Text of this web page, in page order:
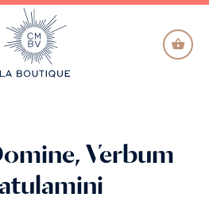
Verbum